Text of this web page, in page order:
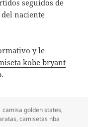
seguidos de
naciente
y le
kobe bryant
Etiquetas
camisa golden states,
,camisetas nba